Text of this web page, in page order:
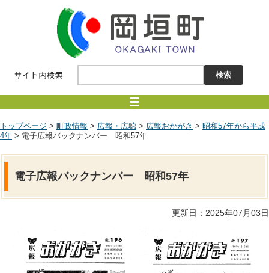
トップページ > 町政情報 > 広報・広聴 > 広報おかがき > 昭和57年から平成
4年 > 電子広報バックナンバー 昭和57年
電子広報バックナンバー 昭和57年
更新日：2025年07月03日